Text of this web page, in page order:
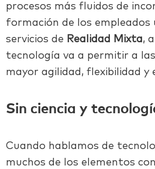
procesos más fluidos de
formación de los empleados
servicios de Realidad Mixta,
tecnología va a permitir a
mayor agilidad, flexibilidad y
Sin ciencia y
Cuando hablamos de
muchos de los elementos